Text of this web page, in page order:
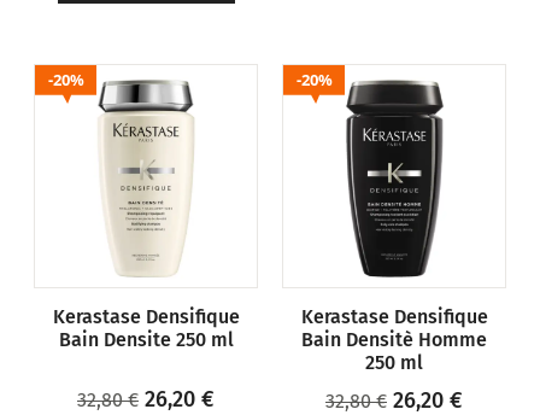
20%
Kerastase Densifique
Bain Densite 250 ml
32,80€ 26,20 €
20%
Kerastase Densifique
Bain Densitè Homme
250 ml
32,80€ 26,20 €